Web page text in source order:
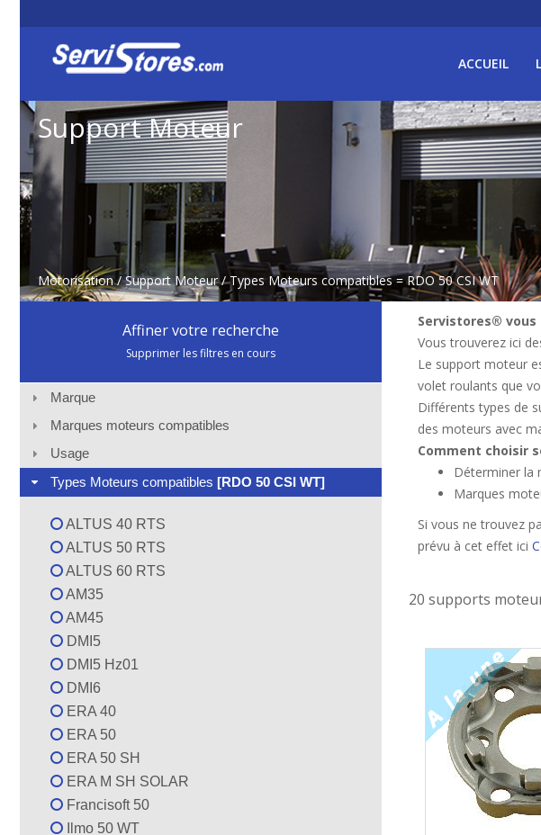
ACCUEIL
Support Moteur
Motorisation /Support Moteur / Types Moteurs compatibles = RDO 50 CSI WT
Affiner votre recherche
Supprimer les filtres en cours
Marque
Marques moteurs compatibles
Usage
Types Moteurs compatibles [RDO 50 CSI WT]
ALTUS 40 RTS
ALTUS 50 RTS
ALTUS 60 RTS
AM35
AM45
DMI5
DMI5 Hz01
DMI6
ERA 40
ERA 50
ERA 50 SH
ERA M SH SOLAR
Francisoft 50
Ilmo 50 WT
Servistores®
Vous trouverez ici
Le support moteur
volet roulants que
Différents types de
des moteurs avec
Comment choisir
Déterminer la
Marques
Si vous ne trouvez
prévu à cet effet ici
20 supports